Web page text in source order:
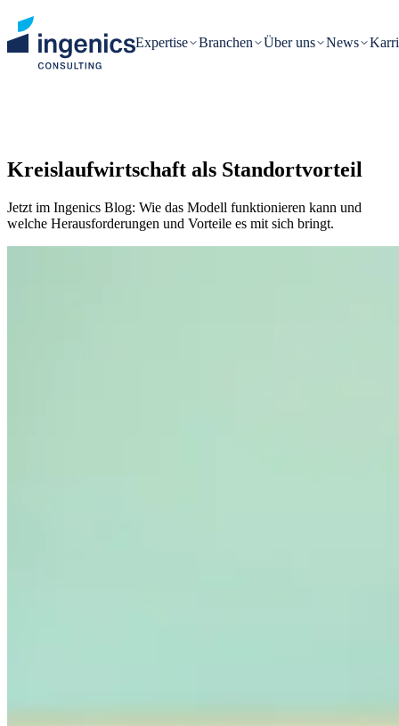
Expertise Branchen Über uns News
Kreislaufwirtschaft als Standortvorteil
Jetzt im Ingenics Blog: Wie das Modell funktionieren kann und
welche Herausforderungen und Vorteile es mit sich bringt.